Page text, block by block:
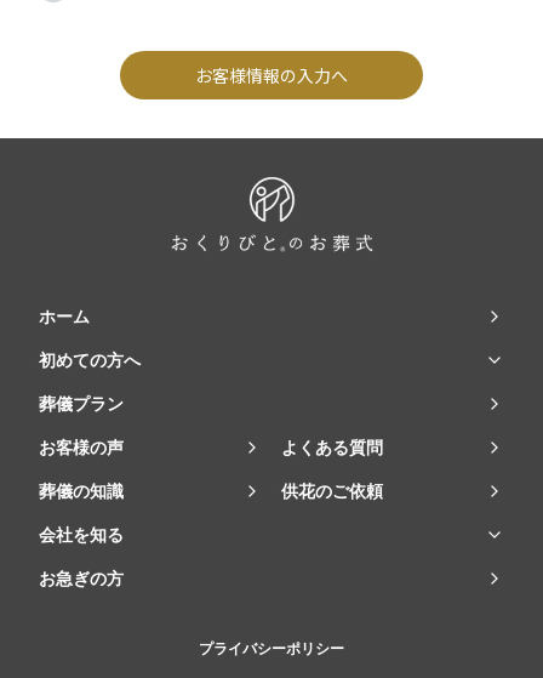
お客様情報の入力へ
ホーム
初めての方へ
葬儀プラン
お客様の声 よくある質問
葬儀の知識 供花のご依頼
会社を知る
お急ぎの方
プライバシーポリシー